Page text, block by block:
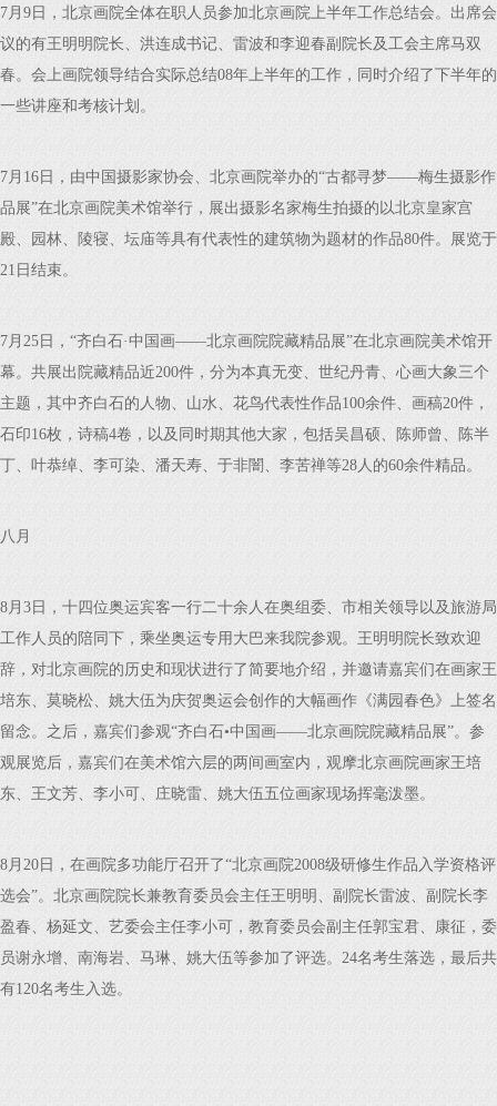
7月9日，北京画院全体在职人员参加北京画院上半年工作总结会。出席会
议的有王明明院长、洪连成书记、雷波和李迎春副院长及工会主席马双
春。会上画院领导结合实际总结08年上半年的工作，同时介绍了下半年的
一些讲座和考核计划。
7月16日，由中国摄影家协会、北京画院举办的“古都寻梦——梅生摄影作
品展”在北京画院美术馆举行，展出摄影名家梅生拍摄的以北京皇家宫
殿、园林、陵寝、坛庙等具有代表性的建筑物为题材的作品80件。展览于
21日结束。
7月25日，“齐白石·中国画——北京画院院藏精品展”在北京画院美术馆开
幕。共展出院藏精品近200件，分为本真无变、世纪丹青、心画大象三个
主题，其中齐白石的人物、山水、花鸟代表性作品100余件、画稿20件，
石印16枚，诗稿4卷，以及同时期其他大家，包括吴昌硕、陈师曾、陈半
丁、叶恭绰、李可染、潘天寿、于非闇、李苦禅等28人的60余件精品。
八月
8月3日，十四位奥运宾客一行二十余人在奥组委、市相关领导以及旅游局
工作人员的陪同下，乘坐奥运专用大巴来我院参观。王明明院长致欢迎
辞，对北京画院的历史和现状进行了简要地介绍，并邀请嘉宾们在画家王
培东、莫晓松、姚大伍为庆贺奥运会创作的大幅画作《满园春色》上签名
留念。之后，嘉宾们参观“齐白石•中国画——北京画院院藏精品展”。参
观展览后，嘉宾们在美术馆六层的两间画室内，观摩北京画院画家王培
东、王文芳、李小可、庄晓雷、姚大伍五位画家现场挥毫泼墨。
8月20日，在画院多功能厅召开了“北京画院2008级研修生作品入学资格评
选会”。北京画院院长兼教育委员会主任王明明、副院长雷波、副院长李
盈春、杨延文、艺委会主任李小可，教育委员会副主任郭宝君、康征，委
员谢永增、南海岩、马琳、姚大伍等参加了评选。24名考生落选，最后共
有120名考生入选。